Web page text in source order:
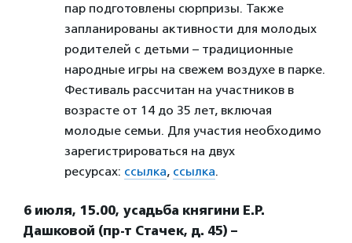
пар подготовлены сюрпризы. Также
запланированы активности для молодых
родителей с детьми – традиционные
народные игры на свежем воздухе в парке.
Фестиваль рассчитан на участников в
возрасте от 14 до 35 лет, включая
молодые семьи. Для участия необходимо
зарегистрироваться на двух
ресурсах: ссылка, ссылка.
6 июля, 15.00, усадьба княгини Е.Р.
Дашковой (пр-т Стачек, д. 45) –